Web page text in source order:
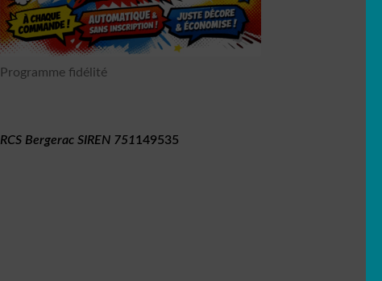
Programme fidélité
RCS Bergerac SIREN 751149535